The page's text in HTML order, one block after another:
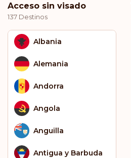
Acceso sin visado
137 Destinos
Albania
Alemania
Andorra
Angola
Anguilla
Antigua y Barbuda